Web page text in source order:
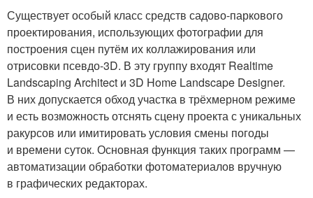
Существует особый класс средств садово-паркового
проектирования, использующих фотографии для
построения сцен путём их коллажирования или
отрисовки псевдо-3D. В эту группу входят Realtime
Landscaping Architect и 3D Home Landscape Designer.
В них допускается обход участка в трёхмерном режиме
и есть возможность отснять сцену проекта с уникальных
ракурсов или имитировать условия смены погоды
и времени суток. Основная функция таких программ —
автоматизации обработки фотоматериалов вручную
в графических редакторах.